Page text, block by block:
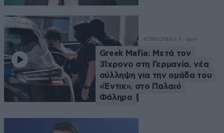
ΚΟΙΝΩΝΙΑ6 λ. πριν
Greek Mafia: Μετά τον
31χρονο στη Γερμανία, νέα
σύλληψη για την ομάδα του
«Έντικ», στο Παλαιό
Φάληρο